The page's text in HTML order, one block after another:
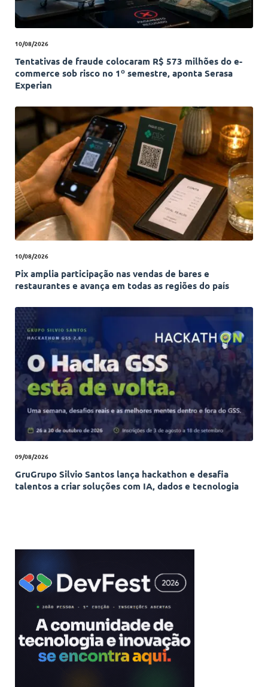
10/08/2026
Tentativas de fraude colocaram R$ 573 milhões do e-
commerce sob risco no 1º semestre, aponta Serasa
Experian
10/08/2026
Pix amplia participação nas vendas de bares e
restaurantes e avança em todas as regiões do país
09/08/2026
GruGrupo Silvio Santos lança hackathon e desafia
talentos a criar soluções com IA, dados e tecnologia